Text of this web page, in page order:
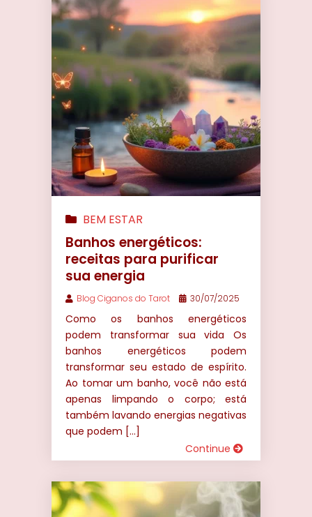
BEM ESTAR
Banhos energéticos:
receitas para purificar
sua energia
Blog Ciganos do Tarot 30/07/2025
Como os banhos energéticos
podem transformar sua vida Os
banhos energéticos podem
transformar seu estado de espírito.
Ao tomar um banho, você não está
apenas limpando o corpo; está
também lavando energias negativas
que podem […]
Continue